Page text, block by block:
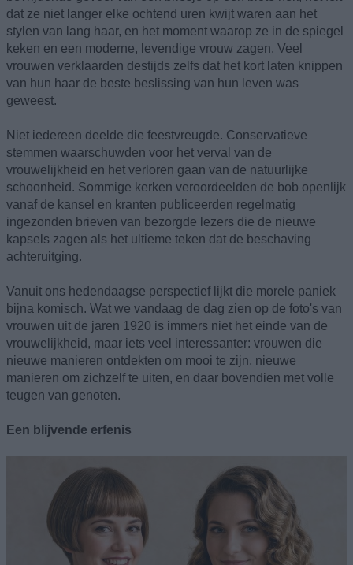
dat ze niet langer elke ochtend uren kwijt waren aan het
stylen van lang haar, en het moment waarop ze in de spiegel
keken en een moderne, levendige vrouw zagen. Veel
vrouwen verklaarden destijds zelfs dat het kort laten knippen
van hun haar de beste beslissing van hun leven was
geweest.
Niet iedereen deelde die feestvreugde. Conservatieve
stemmen waarschuwden voor het verval van de
vrouwelijkheid en het verloren gaan van de natuurlijke
schoonheid. Sommige kerken veroordeelden de bob openlijk
vanaf de kansel en kranten publiceerden regelmatig
ingezonden brieven van bezorgde lezers die de nieuwe
kapsels zagen als het ultieme teken dat de beschaving
achteruitging.
Vanuit ons hedendaagse perspectief lijkt die morele paniek
bijna komisch. Wat we vandaag de dag zien op de foto's van
vrouwen uit de jaren 1920 is immers niet het einde van de
vrouwelijkheid, maar iets veel interessanter: vrouwen die
nieuwe manieren ontdekten om mooi te zijn, nieuwe
manieren om zichzelf te uiten, en daar bovendien met volle
teugen van genoten.
Een blijvende erfenis